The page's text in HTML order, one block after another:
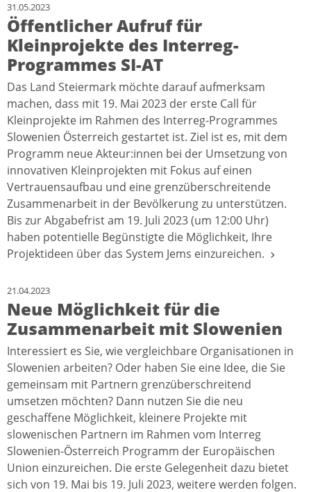
31.05.2023
Öffentlicher Aufruf für
Kleinprojekte des Interreg-
Programmes SI-AT
Das Land Steiermark möchte darauf aufmerksam
machen, dass mit 19. Mai 2023 der erste Call für
Kleinprojekte im Rahmen des Interreg-Programmes
Slowenien Österreich gestartet ist. Ziel ist es, mit dem
Programm neue Akteur:innen bei der Umsetzung von
innovativen Kleinprojekten mit Fokus auf einen
Vertrauensaufbau und eine grenzüberschreitende
Zusammenarbeit in der Bevölkerung zu unterstützen.
Bis zur Abgabefrist am 19. Juli 2023 (um 12:00 Uhr)
haben potentielle Begünstigte die Möglichkeit, Ihre
Projektideen über das System Jems einzureichen.
21.04.2023
Neue Möglichkeit für die
Zusammenarbeit mit Slowenien
Interessiert es Sie, wie vergleichbare Organisationen in
Slowenien arbeiten? Oder haben Sie eine Idee, die Sie
gemeinsam mit Partnern grenzüberschreitend
umsetzen möchten? Dann nutzen Sie die neu
geschaffene Möglichkeit, kleinere Projekte mit
slowenischen Partnern im Rahmen vom Interreg
Slowenien-Österreich Programm der Europäischen
Union einzureichen. Die erste Gelegenheit dazu bietet
sich von 19. Mai bis 19. Juli 2023, weitere werden folgen.